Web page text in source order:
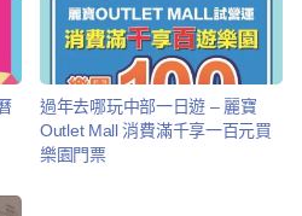
過年去哪玩中部一日遊 – 麗寶
Outlet Mall 消費滿千享一百元買
樂園門票